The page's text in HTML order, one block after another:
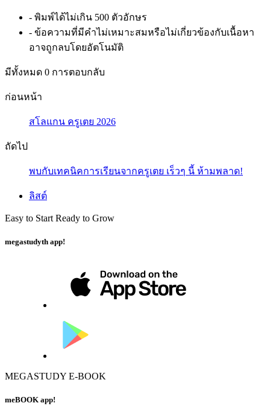
- พิมพ์ได้ไม่เกิน 500 ตัวอักษร
- ข้อความที่มีคำไม่เหมาะสมหรือไม่เกี่ยวข้องกับเนื้อหา
อาจถูกลบโดยอัตโนมัติ
มีทั้งหมด 0 การตอบกลับ
ก่อนหน้า
สโลแกน ครูเตย 2026
ถัดไป
พบกับเทคนิคการเรียนจากครูเตย เร็วๆ นี้ ห้ามพลาด!
ลิสต์
Easy to Start Ready to Grow
megastudyth app!
MEGASTUDY E-BOOK
meBOOK app!